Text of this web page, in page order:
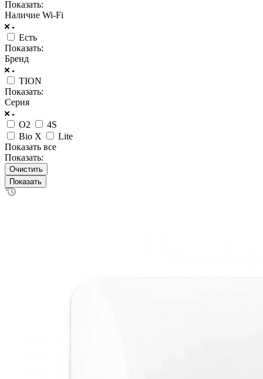
Показать:
Наличие Wi-Fi
Есть
Показать:
Бренд
TION
Показать:
Серия
O2
4S
Bio X
Lite
Показать все
Показать:
Очистить